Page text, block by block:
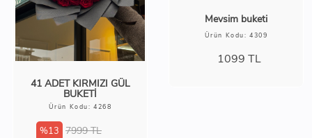
41 ADET KIRMIZI GÜL
BUKETİ
Ürün Kodu: 4268
%13 7999 TL
Mevsim buketi
Ürün Kodu: 4309
1099 TL